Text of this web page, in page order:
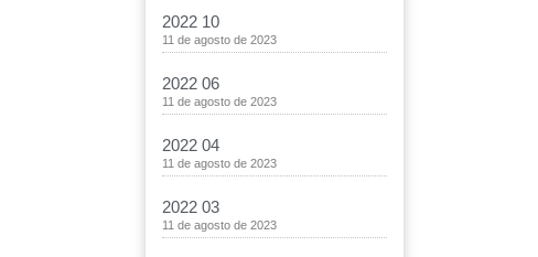
2022 10
11 de agosto de 2023
2022 06
11 de agosto de 2023
2022 04
11 de agosto de 2023
2022 03
11 de agosto de 2023